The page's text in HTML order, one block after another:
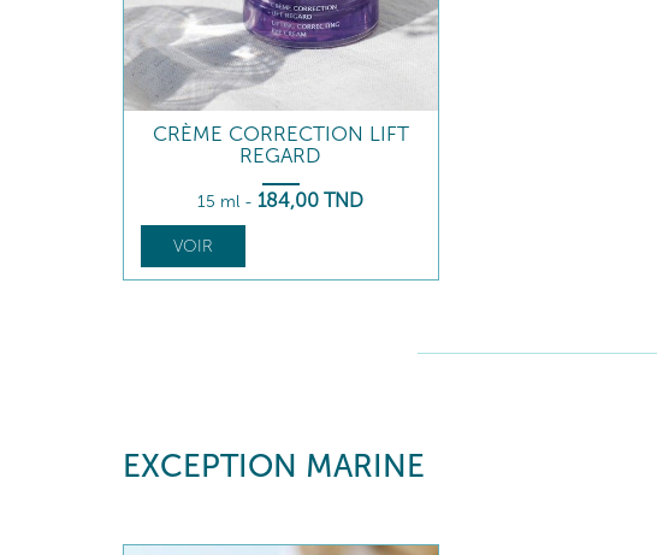
CRÈME CORRECTION LIFT
REGARD
15 ml -184,00 TND
VOIR
EXCEPTION MARINE